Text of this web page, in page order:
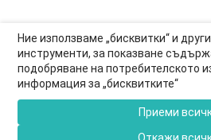
Ние използваме „бисквитки“ и
инструменти, за показване
подобряване на потребителското
информация за „бисквитките“
Приеми
0877-550-
Информация за